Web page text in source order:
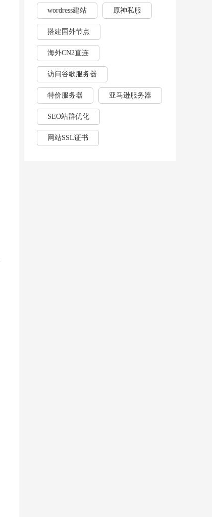
wordress建站 原神私服
搭建国外节点
海外CN2直连
访问谷歌服务器
特价服务器 亚马逊服务器
SEO站群优化
网站SSL证书